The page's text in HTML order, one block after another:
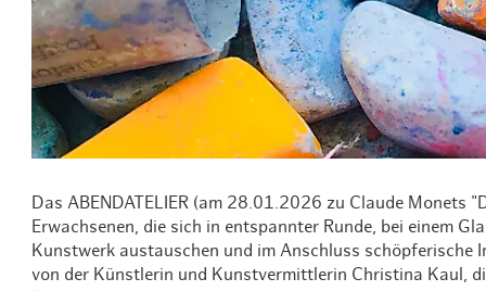
Das ABENDATELIER (am 28.01.2026 zu Claude Monets
Erwachsenen, die sich in entspannter Runde, bei einem
Kunstwerk austauschen und im Anschluss schöpferische
von der Künstlerin und Kunstvermittlerin Christina Kaul,